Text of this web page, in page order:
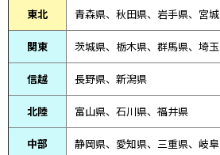
東北 青森県、 秋田県、 岩手県、宮
関東 茨城県、栃木県、群馬県、埼
信越 長野県、新潟県
北陸 富山県、 石川県、 福井県
中部 静岡県、 愛知県、 三重県、 岐